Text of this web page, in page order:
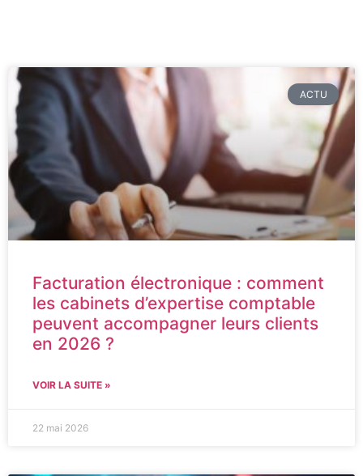
ACTU
Facturation électronique : comment
les cabinets d’expertise comptable
peuvent accompagner leurs clients
en 2026 ?
VOIR LA SUITE »
22 mai 2026